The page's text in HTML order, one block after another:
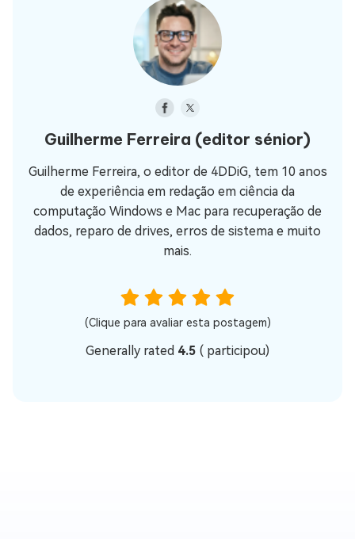
Guilherme Ferreira (editor sénior)
Guilherme Ferreira, o editor de 4DDiG, tem 10 anos
de experiência em redação em ciência da
computação Windows e Mac para recuperação de
dados, reparo de drives, erros de sistema e muito
mais.
(Clique para avaliar esta postagem)
Generally rated 4.5 ( participou)